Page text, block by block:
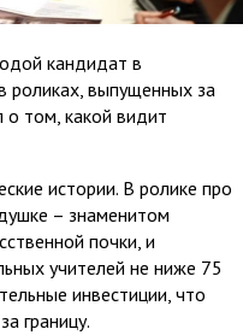
кандидат в
роликах, выпущенных за
о том, какой видит
истории. В ролике про
– знаменитом
почки, и
учителей не ниже 75
инвестиции, что
границу.